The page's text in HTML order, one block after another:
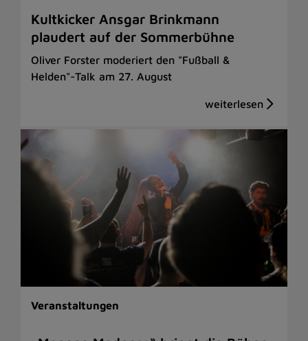
Kultkicker Ansgar Brinkmann
plaudert auf der Sommerbühne
Oliver Forster moderiert den "Fußball &
Helden"-Talk am 27. August
Veranstaltungen